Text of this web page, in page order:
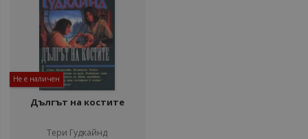
Не е наличен
Дългът на костите
Тери Гудкайнд